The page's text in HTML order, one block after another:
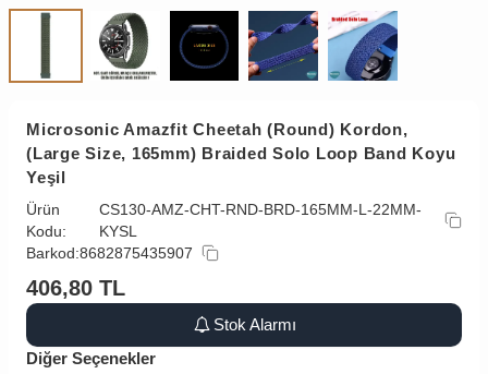
Microsonic Amazfit Cheetah (Round) Kordon,
(Large Size, 165mm) Braided Solo Loop Band Koyu
Yeşil
Ürün
Kodu:
CS130-AMZ-CHT-RND-BRD-165MM-L-22MM-
KYSL
Barkod:8682875435907
406,80 TL
Stok Alarmı
Diğer Seçenekler